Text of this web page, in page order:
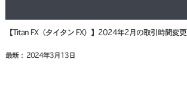
【Titan FX（タイタン FX）】2024年2月の取引時間変更
最新： 2024年3月13日